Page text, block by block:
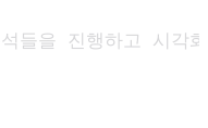
들을 진행하고 시각